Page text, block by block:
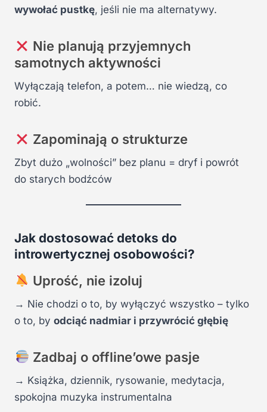
wywołać pustkę, jeśli nie ma alternatywy.
Nie planują przyjemnych
samotnych aktywności
Wyłączają telefon, a potem… nie wiedzą, co
robić.
Zapominają o strukturze
Zbyt dużo „wolności” bez planu = dryf i powrót
do starych bodźców
Jak dostosować detoks do
introwertycznej osobowości?
Uprość, nie izoluj
→ Nie chodzi o to, by wyłączyć wszystko – tylko
o to, by odciąć nadmiar i przywrócić głębię
Zadbaj o offline’owe pasje
→ Książka, dziennik, rysowanie, medytacja,
spokojna muzyka instrumentalna